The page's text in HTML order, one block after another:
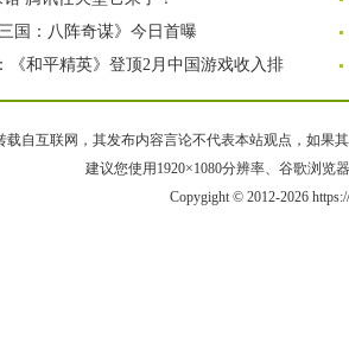
国：八阵奇谋》今日首曝
《和平精英》登顶2月中国游戏收入排
载自互联网，其发布内容言论不代表本站观点，如果
建议您使用1920×1080分辨率、谷歌浏览
Copygight © 2012-2026